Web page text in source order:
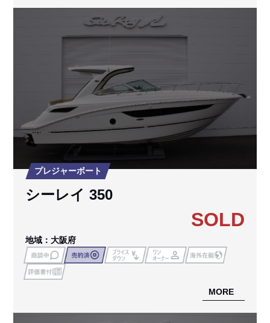
プレジャーボート
シーレイ 350
SOLD
地域：大阪府
MORE